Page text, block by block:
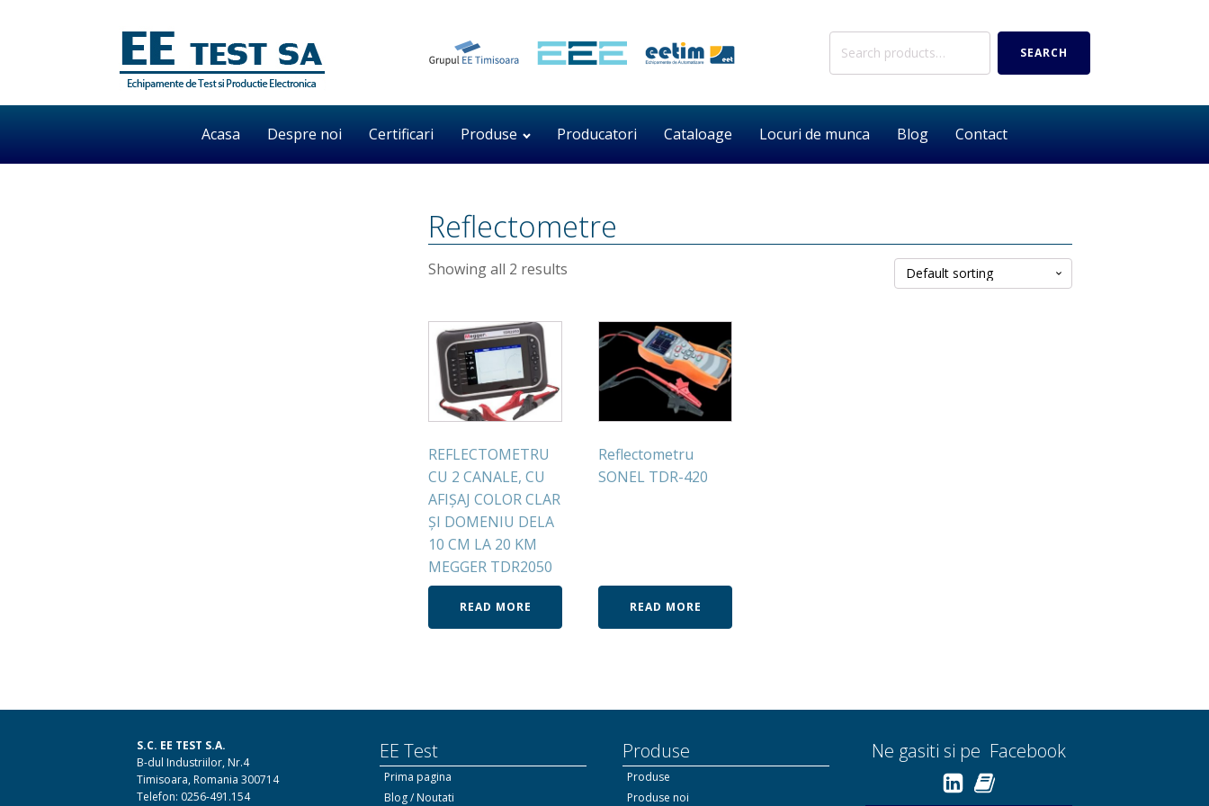
Search
SEARCH
Acasa Despre noi Certificari Produse Producatori Cataloage Locuri de munca Blog Contact
Reflectometre
Showing all 2 results
REFLECTOMETRU
CU 2 CANALE, CU
AFIȘAJ COLOR CLAR
ȘI DOMENIU DELA
10 CM LA 20 KM
MEGGER TDR2050
READ MORE
Reflectometru
SONEL TDR-420
READ MORE
S.C. EE TEST S.A.
B-dul Industriilor, Nr.4
Timisoara, Romania 300714
Telefon: 0256-491.154
EE Test
Prima pagina
Blog / Noutati
Produse
Produse
Produse noi
Ne gasiti si pe Facebook